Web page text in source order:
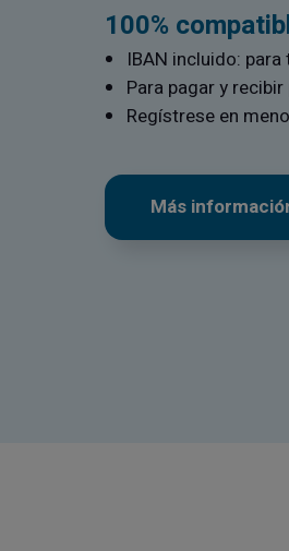
100%
IBAN incluido:
Para pagar y
Regístrese en
Más